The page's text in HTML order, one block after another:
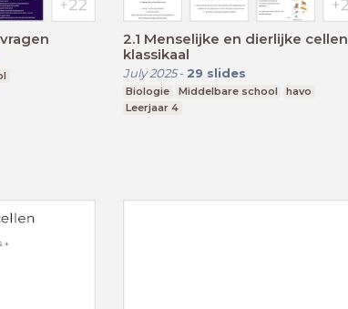
2.1 Menselijke en dierlijke cellen
klassikaal
July 2025- 29 slides
Biologie Middelbare school
havo
Leerjaar 4